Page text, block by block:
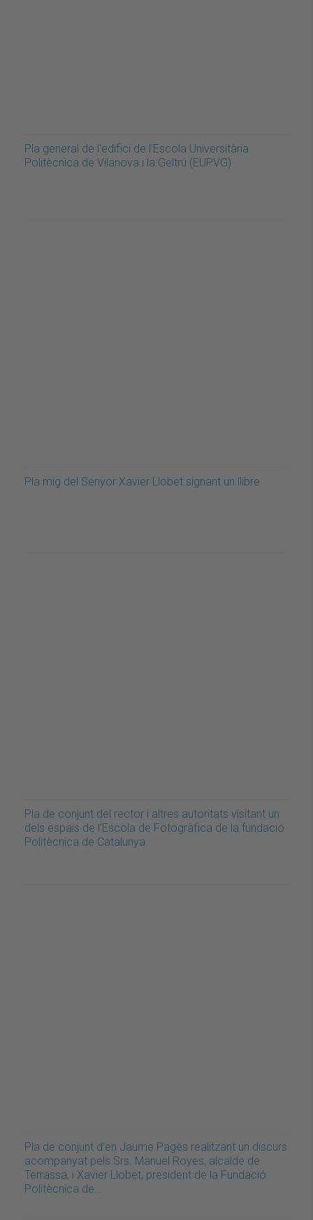
Pla general de l'edifici de l'Escola Universitària
Politècnica de Vilanova i la Geltrú (EUPVG)
Pla mig del Senyor Xavier Llobet signant un llibre
Pla de conjunt del rector i altres autoritats visitant un
dels espais de l'Escola de Fotogràfica de la fundació
Politècnica de Catalunya
Pla de conjunt d'en Jaume Pagès realitzant un discurs
acompanyat pels Srs. Manuel Royes, alcalde de
Terrassa, i Xavier Llobet, president de la Fundació
Politècnica de…